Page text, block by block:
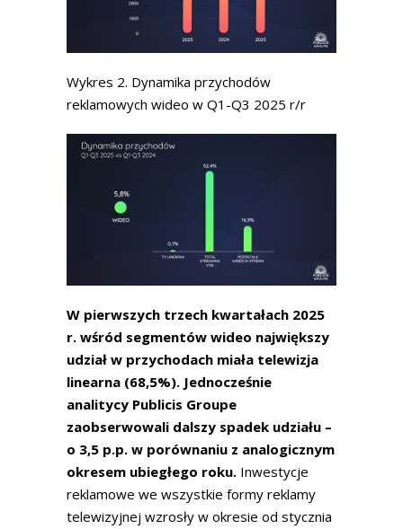
Wykres 2. Dynamika przychodów
reklamowych wideo w Q1-Q3 2025 r/r
W pierwszych trzech kwartałach 2025
r. wśród segmentów wideo największy
udział w przychodach miała telewizja
linearna (68,5%). Jednocześnie
analitycy Publicis Groupe
zaobserwowali dalszy spadek udziału –
o 3,5 p.p. w porównaniu z analogicznym
okresem ubiegłego roku. Inwestycje
reklamowe we wszystkie formy reklamy
telewizyjnej wzrosły w okresie od stycznia